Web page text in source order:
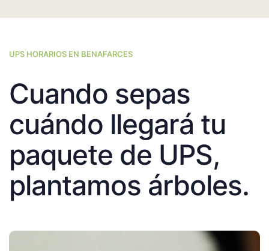
UPS HORARIOS EN BENAFARCES
Cuando sepas
cuándo llegará tu
paquete de UPS,
plantamos árboles.